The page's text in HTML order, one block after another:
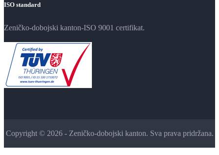
ISO standard
Zeničko-dobojski kanton-ISO 9001 certifikat.
Copyright © 2026 - Zeničko-dobojski kanton. Sva prava pridržana.